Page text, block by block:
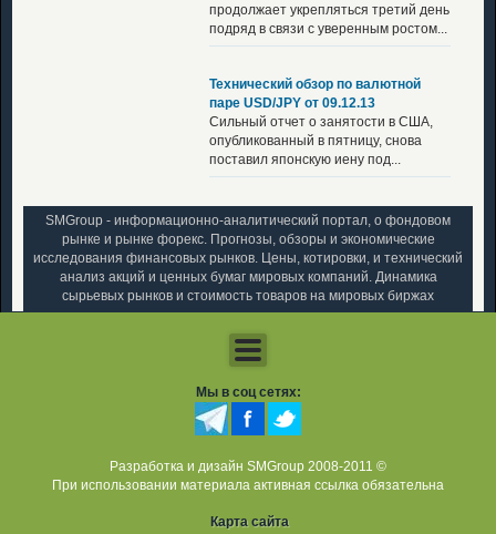
продолжает укрепляться третий день
подряд в связи с уверенным ростом...
Технический обзор по валютной
паре USD/JPY от 09.12.13
Сильный отчет о занятости в США,
опубликованный в пятницу, снова
поставил японскую иену под...
SMGroup - информационно-аналитический портал, о фондовом
рынке и рынке форекс. Прогнозы, обзоры и экономические
исследования финансовых рынков. Цены, котировки, и технический
анализ акций и ценных бумаг мировых компаний. Динамика
сырьевых рынков и стоимость товаров на мировых биржах
Мы в соц сетях:
Разработка и дизайн SMGroup 2008-2011 ©
При использовании материала активная ссылка обязательна
Карта сайта